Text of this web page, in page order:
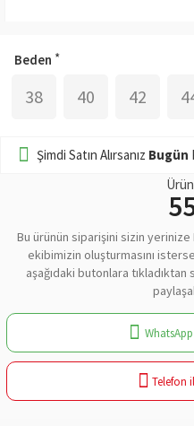
Beden
38 40 42
Şimdi Satın Alırsanız Bugün
Bu ürünün siparişini sizin
ekibimizin oluşturmasını
aşağıdaki butonlara
Telefon